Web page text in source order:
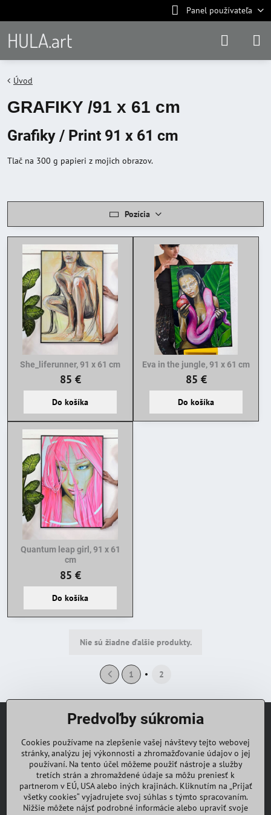
Panel používateľa
HULA.art
Úvod
GRAFIKY /91 x 61 cm
Grafiky / Print 91 x 61 cm
Tlač na 300 g papieri z mojich obrazov.
Pozícia
She_liferunner, 91 x 61 cm
85 €
Do košíka
Eva in the jungle, 91 x 61 cm
85 €
Do košíka
Quantum leap girl, 91 x 61
cm
85 €
Do košíka
Nie sú žiadne ďalšie produkty.
1 2
V tejto sekcii
0904 801 381
hula.its.me@gmail.com
Obchodné podmienky
Predvoľby súkromia
Cookies používame na zlepšenie vašej návštevy tejto webovej
stránky, analýzu jej výkonnosti a zhromažďovanie údajov o jej
používaní. Na tento účel môžeme použiť nástroje a služby
tretích strán a zhromaždené údaje sa môžu preniesť k
partnerom v EÚ, USA alebo iných krajinách. Kliknutím na „Prijať
všetky cookies“ vyjadrujete svoj súhlas s týmto spracovaním.
Nižšie môžete nájsť podrobné informácie alebo upraviť svoje